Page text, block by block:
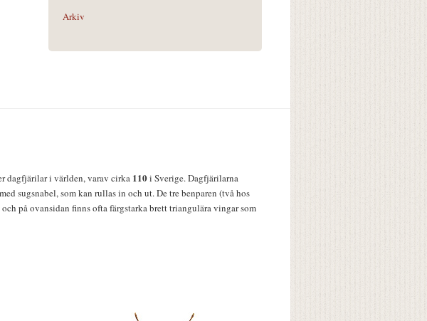
Arkiv
dagfjärilar i världen, varav cirka 110i Sverige. Dagfjärilarna
sugsnabel, som kan rullas in och ut. De tre benparen (två hos
på ovansidan finns ofta färgstarka brett triangulära vingar som